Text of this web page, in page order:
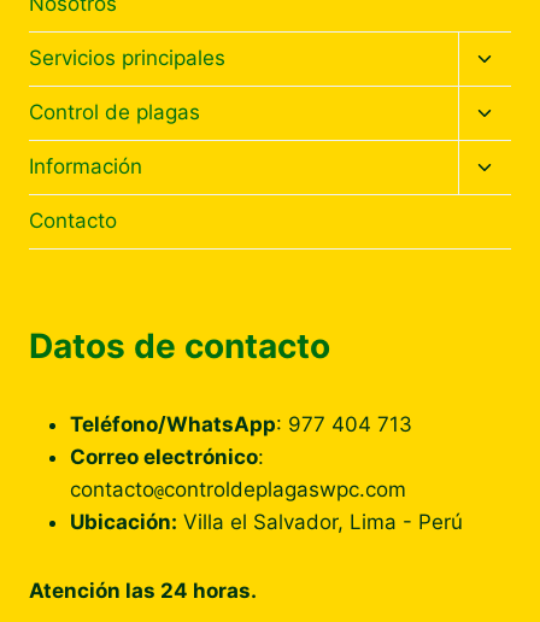
Servicios principales
menú
hijo
Control de plagas
menú
hijo
Información
menú
Contacto
Datos de contacto
Teléfono/WhatsApp: 977 404 713
Correo electrónico:
contacto@controldeplagaswpc.com
Ubicación: Villa el Salvador, Lima - Perú
Atención las 24 horas.